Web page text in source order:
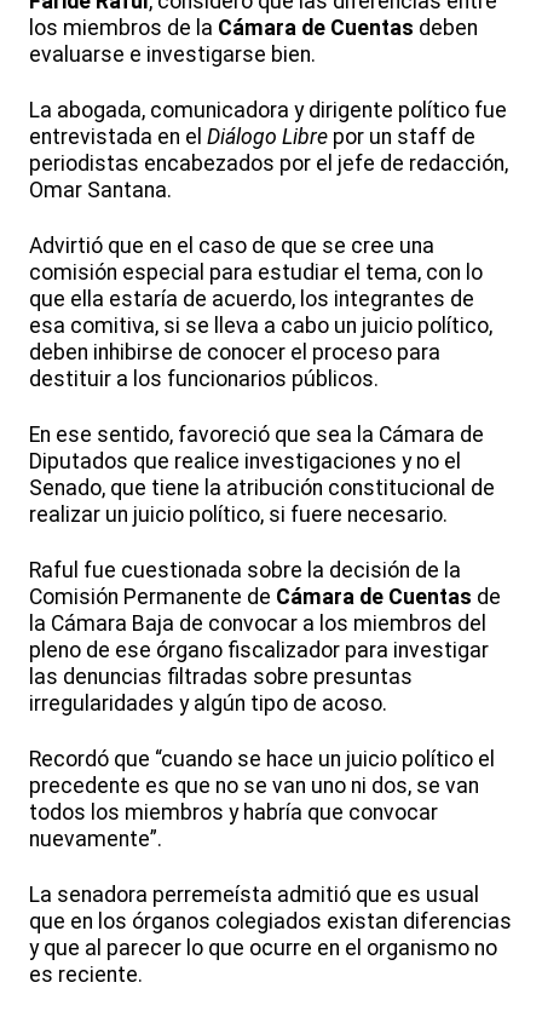
los miembros de la Cámara de Cuentas deben
evaluarse e investigarse bien.
La abogada, comunicadora y dirigente político fue
entrevistada en el Diálogo Libre por un staff de
periodistas encabezados por el jefe de redacción,
Omar Santana.
Advirtió que en el caso de que se cree una
comisión especial para estudiar el tema, con lo
que ella estaría de acuerdo, los integrantes de
esa comitiva, si se lleva a cabo un juicio político,
deben inhibirse de conocer el proceso para
destituir a los funcionarios públicos.
En ese sentido, favoreció que sea la Cámara de
Diputados que realice investigaciones y no el
Senado, que tiene la atribución constitucional de
realizar un juicio político, si fuere necesario.
Raful fue cuestionada sobre la decisión de la
Comisión Permanente de Cámara de Cuentas de
la Cámara Baja de convocar a los miembros del
pleno de ese órgano fiscalizador para investigar
las denuncias filtradas sobre presuntas
irregularidades y algún tipo de acoso.
Recordó que “cuando se hace un juicio político el
precedente es que no se van uno ni dos, se van
todos los miembros y habría que convocar
nuevamente”.
La senadora perremeísta admitió que es usual
que en los órganos colegiados existan diferencias
y que al parecer lo que ocurre en el organismo no
es reciente.